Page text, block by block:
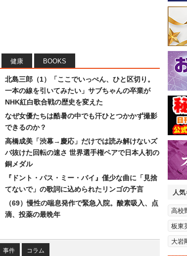
健康 BOOKS
北島三郎（1）「ここでいっぺん、ひと区切り。
一本の線を引いてみたい」サブちゃんの卒業が
NHK紅白歌合戦の歴史を変えた
なぜ女優たちは酷暑の中でも汗ひとつかかず撮影
できるのか？
高橋成美「渋幕→慶応」だけでは読み解けないズ
バ抜けた回転の速さ 世界選手権ペアで日本人初の
銅メダル
『ドント・パス・ミー・バイ』僅少な曲に「見捨
てないで」の歌詞に込められたリンゴの予言
（69）慢性の喘息発作で緊急入院。酸素吸入、点
滴、投薬の最晩年
事件 コラム
人
高校
板東
大岩